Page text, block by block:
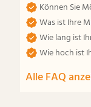
Können Sie
Was ist Ihre
Wie lang ist
Wie hoch ist
Alle FAQ